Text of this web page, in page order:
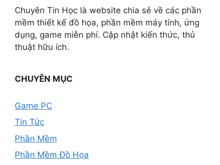
Chuyên Tin Học là website chia sẻ về các phần
mềm thiết kế đồ họa, phần mềm máy tính, ứng
dụng, game miễn phí. Cập nhật kiến thức, thủ
thuật hữu ích.
CHUYÊN MỤC
Game PC
Tin Tức
Phần Mềm
Phần Mềm Đồ Họa